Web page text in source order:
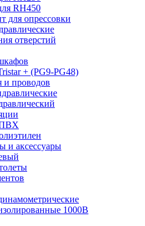
RH450
для опрессовки
отверстий
+ (PG9-PG48)
и проводов
ПВХ
и аксессуары
1000В